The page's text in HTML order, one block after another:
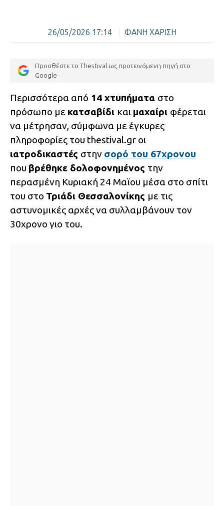
26/05/2026 17:14 ΦΑΝΗ ΧΑΡΙΣΗ
Προσθέστε το Thestival ως προτεινόμενη πηγή στο
Google
Περισσότερα από 14 χτυπήματα στο
πρόσωπο με κατσαβίδι και μαχαίρι φέρεται
να μέτρησαν, σύμφωνα με έγκυρες
πληροφορίες του thestival.gr οι
ιατροδικαστές στην σορό του 67χρονου
που βρέθηκε δολοφονημένος την
περασμένη Κυριακή 24 Μαϊου μέσα στο σπίτι
του στο Τριάδι Θεσσαλονίκης με τις
αστυνομικές αρχές να συλλαμβάνουν τον
30χρονο γιο του.